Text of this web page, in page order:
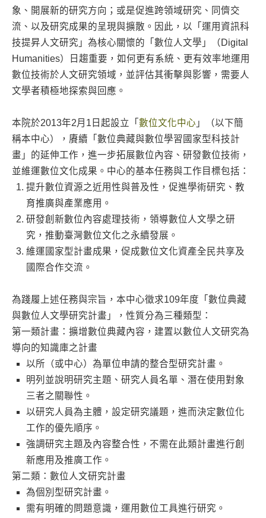
象、開展新的研究方向；或是促進跨領域研究、同儕交
流、以及研究成果的呈現與擴散。因此，以「運用資訊科
技提昇人文研究」為核心關懷的「數位人文學」（Digital
Humanities）日趨重要，如何更有系統、更有效率地運用
數位技術於人文研究領域，並評估其衝擊與影響，需要人
文學者積極地探索與回應。
本院於2013年2月1日起設立「 數位文化中心 」（以下簡
稱本中心），賡續「數位典藏與數位學習國家型科技計
畫」的延伸工作，進一步拓展數位內容、研發數位技術，
並維運數位文化成果。中心的基本任務與工作目標包括：
提升數位資源之近用性與普及性，促進學術研究、教
育推廣與產業應用。
研發創新數位內容處理技術，領導數位人文學之研
究，推動臺灣數位文化之永續發展。
維運國家型計畫成果，促成數位文化資產全民共享及
國際合作交流。
為踐履上述任務與宗旨，本中心徵求109年度「數位典藏
與數位人文學研究計畫」，性質分為三種類型：
第一類計畫：擴增數位典藏內容，建置以數位人文研究為
導向的知識庫之計畫
以所（或中心）為單位申請的整合型研究計畫。
明列並說明研究主題、研究人員名單、潛在使用對象
三者之關聯性。
以研究人員為主體，設定研究議題，進而決定數位化
工作的優先順序。
強調研究主題及內容整合性，不需在此類計畫進行創
新應用及推廣工作。
第二類：數位人文研究計畫
為個別型研究計畫。
需有明確的問題意識，運用數位工具進行研究。